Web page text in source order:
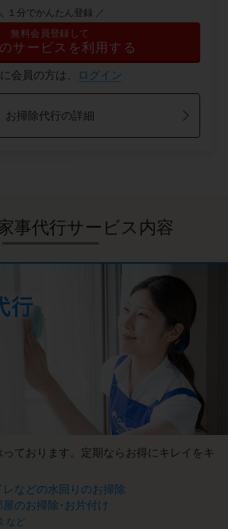
１分でかんたん登録 ／
無料会員登録して
サービスを利用する
会員の方は、 ログイン
お掃除代行の詳細
事代行サービス内容
ております。定期ならお得にキレイをキ
レなどの水回りのお掃除
のお掃除･お片付け
など